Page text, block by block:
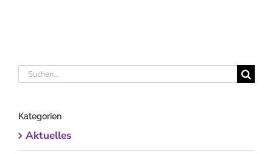
Suche
Kategorien
Aktuelles